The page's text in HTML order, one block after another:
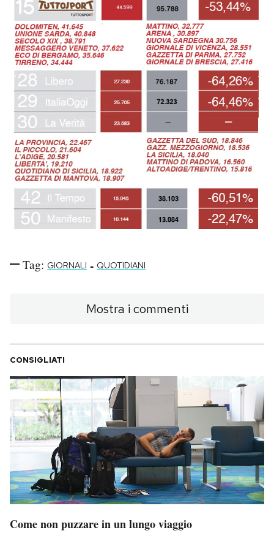
Tag: GIORNALI - QUOTIDIANI
Mostra i commenti
CONSIGLIATI
Come non puzzare in un lungo viaggio